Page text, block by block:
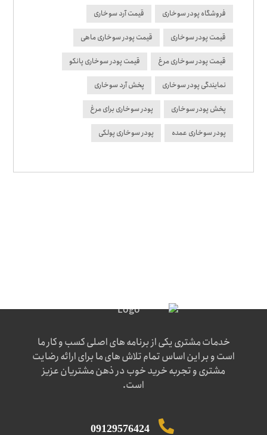
فروشگاه پودر سوخاری قیمت آرد سوخاری
قیمت پودر سوخاری قیمت پودر سوخاری ماهی
قیمت پودر سوخاری مرغ قیمت پودر سوخاری پانکو
نمایندگی پودر سوخاری پخش آرد سوخاری
پخش پودر سوخاری پودر سوخاری برای مرغ
پودر سوخاری عمده پودر سوخاری پولکی
خدمات مشتری یکی از برنامه های اصلی کسب و کار ما
است و بر این اساس تمام تلاش های ما برای ارائه رضایت
مشتری و تجربه خرید خوب در ذهن مشتریان عزیز
است.
09129576424